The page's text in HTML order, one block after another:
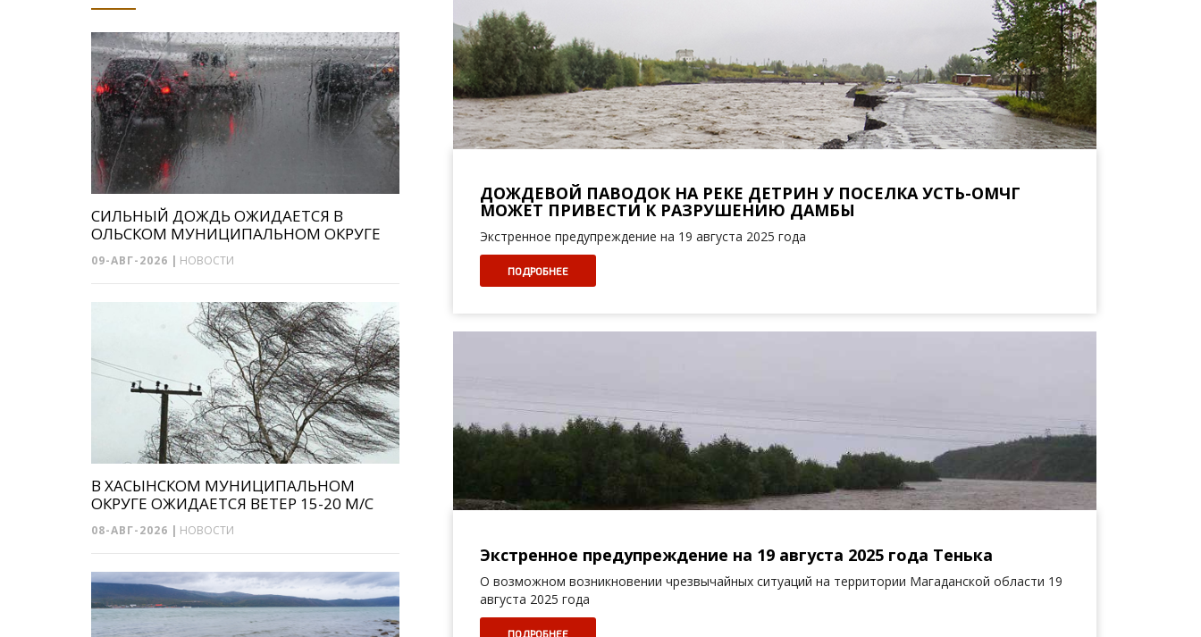
ДОЖДЕВОЙ ПАВОДОК НА РЕКЕ ДЕТРИН У ПОСЕЛКА УСТЬ-ОМЧГ
МОЖЕТ ПРИВЕСТИ К РАЗРУШЕНИЮ ДАМБЫ
Экстренное предупреждение на 19 августа 2025 года
ПОДРОБНЕЕ
Экстренное предупреждение на 19 августа 2025 года Тенька
О возможном возникновении чрезвычайных ситуаций на территории Магаданской области 19
августа 2025 года
ПОДРОБНЕЕ
СИЛЬНЫЙ ДОЖДЬ ОЖИДАЕТСЯ В
ОЛЬСКОМ МУНИЦИПАЛЬНОМ ОКРУГЕ
09-АВГ-2026 | НОВОСТИ
В ХАСЫНСКОМ МУНИЦИПАЛЬНОМ
ОКРУГЕ ОЖИДАЕТСЯ ВЕТЕР 15-20 М/С
08-АВГ-2026 | НОВОСТИ